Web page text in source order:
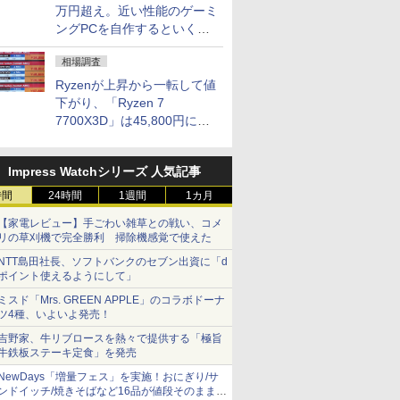
万円超え。近い性能のゲーミ
ングPCを自作するといくら
になる？
相場調査
Ryzenが上昇から一転して値
下がり、「Ryzen 7
7700X3D」は45,800円に急
との価格逆転解消 [8月前半の
CPU価格]
Impress Watchシリーズ 人気記事
24時間 1週間 1カ月
家電レビュー】手ごわい雑草との戦い、コメ
の草刈機で完全勝利 掃除機感覚で使えた
島田社長、ソフトバンクのセブン出資に「d
イント使えるようにして」
スド「Mrs. GREEN APPLE」のコラボドーナ
4種、いよいよ発売！
野家、牛リブロースを熱々で提供する「極旨
鉄板ステーキ定食」を発売
「増量フェス」を実施！おにぎり/サ
ドイッチ/焼きそばなど16品が値段そのままで